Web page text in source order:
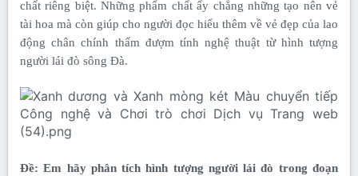
chất riêng biệt. Những phẩm chất ấy chẳng những tạo nên vẻ
tài hoa mà còn giúp cho người đọc hiểu thêm về vẻ đẹp của lao
động chân chính thấm đượm tính nghệ thuật từ hình tượng
người lái đò sông Đà.
Đề: Em hãy phân tích hình tượng người lái đò trong đoạn